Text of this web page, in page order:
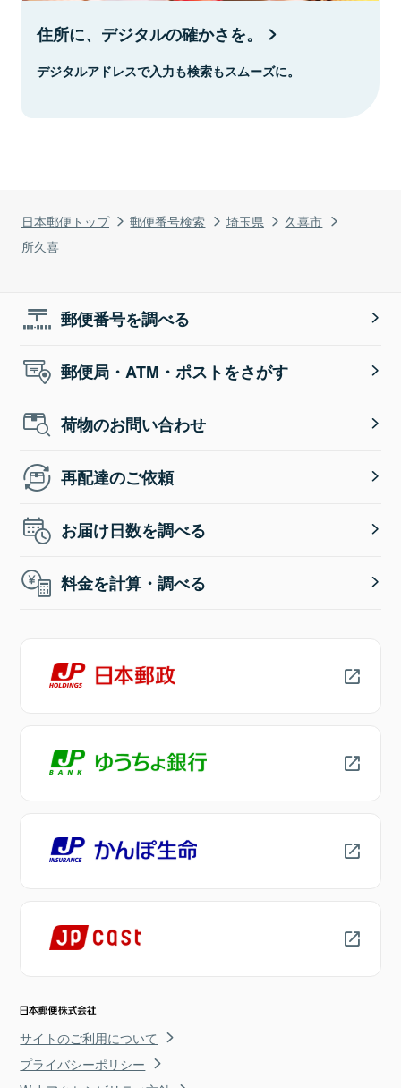
日本郵便トップ 郵便番号検索 埼玉県
久喜市
所久喜
住所に、デジタルの確かさを。
デジタルアドレスで入力も検索もスムーズに。
郵便番号を調べる
郵便局・ATM・ポストをさがす
荷物のお問い合わせ
再配達のご依頼
お届け日数を調べる
料金を計算・調べる
サイトのご利用について
プライバシーポリシー